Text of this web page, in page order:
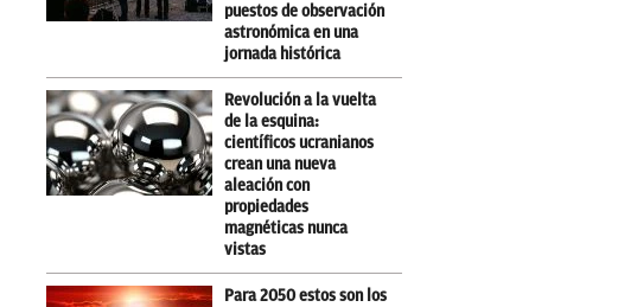
puestos de observación
astronómica en una
jornada histórica
Revolución a la vuelta
de la esquina:
científicos ucranianos
crean una nueva
aleación con
propiedades
magnéticas nunca
vistas
Para 2050 estos son los